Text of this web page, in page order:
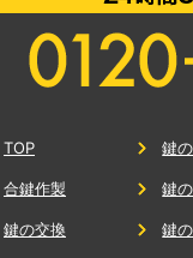
TOP
合鍵作製
鍵の交換
鍵
鍵
鍵